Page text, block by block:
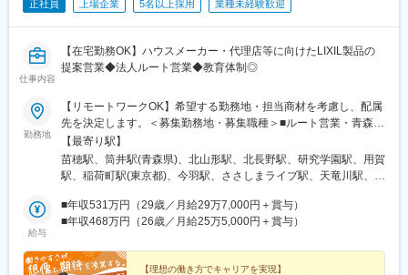
の取引実績を誇ります。
同社の強みは、長年培ったグラビア印刷・ラミネート加工技術
と、自社開発の総合情報管理システム「Q-system」を活用した高
品質・高付加価値なモノづくり。医薬品業界を中心に高い信頼を
■同社製品について：
https://www.shohoku.co.jp/produ/
■同社採用HP：
https://www.shohoku.co.jp/saiyou/
変更の範囲：会社の定める業務
11:00～顧客からの問い合わせ対応や特約店との情報交換
17:00～メールチェック／資料準備／説明会資料の準備
18:30 帰宅
ントロール可能です。メンバーとは日々の電話・チャットでのコ
ミュニケーションに加え、月に1度の支店会議などで顔合わせる機
会があります。
■担当製品
「アイソカル」など医療・介護など特別な栄養管理が必要な方向
けの栄養補助食品や流動食となります。当社の製品は他社にない
機能を持ったものが多く、それ故に単価で勝負するのではなく付
が鍵となります。
正社員 上場企業 5名以上採用 業種未経験歓迎
仕事内容
【在宅勤務OK】ハウスメーカー・代理店等に向けたLIXIL製品の
提案営業◆法人ルート営業◆教育体制◎
勤務地
【リモートワークOK】希望する勤務地・担当商材を考慮し、配属
先を決定します。＜募集勤務地・募集職種＞■ルート営業・青森
（青森市）・山形（山形市）・長野（長野市）・茨城（つくば
市）・東京（世田谷／上野）・静岡（浜松市）・三重（津市）・
大阪（大阪市淀川区）・広島（広島市）・愛媛（松山市）・鳥取
（札幌市）・埼玉県（さいたま市）・愛知（名古屋市）※初任地は
ご応募エリアでの配属となります。※異動については、勤務地のご
【最寄り駅】
苗穂駅、筒井駅(青森県)、北山形駅、北長野駅、研究学園駅、用賀
駅、稲荷町駅(東京都)、今羽駅、ささしまライブ駅、天竜川駅、高
県)、東区役所前駅、上野駅、東宮原駅、米野駅、東三国駅、下祇
園駅、新御徒町駅、名鉄名古屋駅、祇園新橋北駅
給与
■年収531万円（29歳／月給29万7,000円＋賞与）
■年収468万円（26歳／月給25万5,000円＋賞与）
【理想の働き方でキャリアを実現】